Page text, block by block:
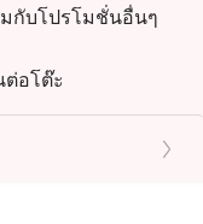
กับโปรโมชั่นอื่นๆ
อโต๊ะ
ละที่นั่ง การจองของ
าถึงก่อนเวลาหรือ